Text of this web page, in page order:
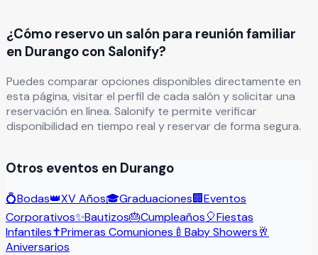
¿Cómo reservo un salón para reunión familiar
en Durango con Salonify?
Puedes comparar opciones disponibles directamente en
esta página, visitar el perfil de cada salón y solicitar una
reservación en línea. Salonify te permite verificar
disponibilidad en tiempo real y reservar de forma segura.
Otros eventos en Durango
💍Bodas👑XV Años🎓Graduaciones🏢Eventos
Corporativos✨Bautizos🎂Cumpleaños🎈Fiestas
Infantiles✝️Primeras Comuniones 🍼 Baby Showers🥂
Aniversarios